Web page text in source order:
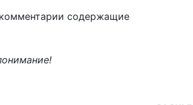
содержащие